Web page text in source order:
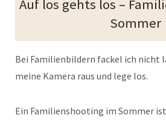
Auf los gehts los –
Sommer
Bei Familienbildern fackel ich nicht
meine Kamera raus und lege los.
Ein Familienshooting im Sommer